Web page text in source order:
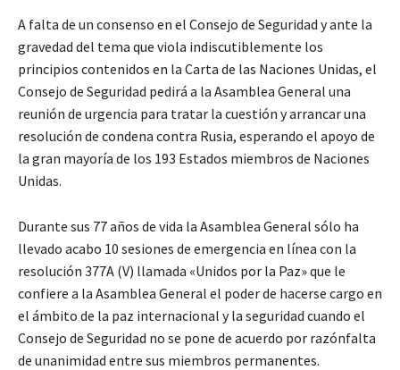
A falta de un consenso en el Consejo de Seguridad y ante la
gravedad del tema que viola indiscutiblemente los
principios contenidos en la Carta de las Naciones Unidas, el
Consejo de Seguridad pedirá a la Asamblea General una
reunión de urgencia para tratar la cuestión y arrancar una
resolución de condena contra Rusia, esperando el apoyo de
la gran mayoría de los 193 Estados miembros de Naciones
Unidas.
Durante sus 77 años de vida la Asamblea General sólo ha
llevado acabo 10 sesiones de emergencia en línea con la
resolución 377A (V) llamada «Unidos por la Paz» que le
confiere a la Asamblea General el poder de hacerse cargo en
el ámbito de la paz internacional y la seguridad cuando el
Consejo de Seguridad no se pone de acuerdo por razónfalta
de unanimidad entre sus miembros permanentes.